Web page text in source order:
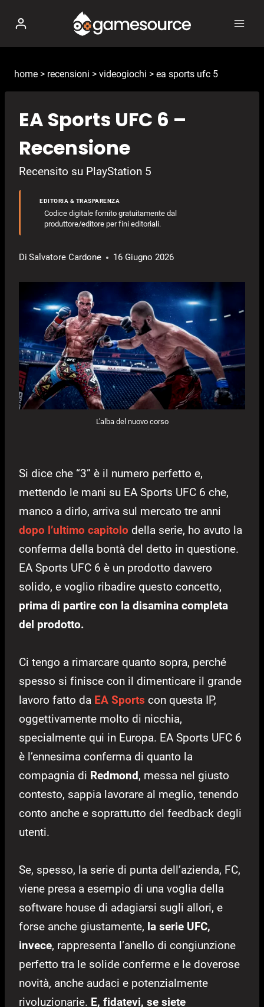
contenuto
home > recensioni > videogiochi > ea sports ufc 5
EA Sports UFC 6 –
Recensione
Recensito su PlayStation 5
EDITORIA & TRASPARENZA
Codice digitale fornito gratuitamente dal
produttore/editore per fini editoriali.
Di Salvatore Cardone 16 Giugno 2026
L'alba del nuovo corso
Si dice che “3” è il numero perfetto e,
mettendo le mani su EA Sports UFC 6 che,
manco a dirlo, arriva sul mercato tre anni
dopo l’ultimo capitolo della serie, ho avuto la
conferma della bontà del detto in questione.
EA Sports UFC 6 è un prodotto davvero
solido, e voglio ribadire questo concetto,
prima di partire con la disamina completa
del prodotto.
Ci tengo a rimarcare quanto sopra, perché
spesso si finisce con il dimenticare il grande
lavoro fatto da EA Sports con questa IP,
oggettivamente molto di nicchia,
specialmente qui in Europa. EA Sports UFC 6
è l’ennesima conferma di quanto la
compagnia di Redmond, messa nel giusto
contesto, sappia lavorare al meglio, tenendo
conto anche e soprattutto del feedback degli
utenti.
Se, spesso, la serie di punta dell’azienda, FC,
viene presa a esempio di una voglia della
software house di adagiarsi sugli allori, e
forse anche giustamente, la serie UFC,
invece, rappresenta l’anello di congiunzione
perfetto tra le solide conferme e le doverose
novità, anche audaci e potenzialmente
rivoluzionarie. E, fidatevi, se siete